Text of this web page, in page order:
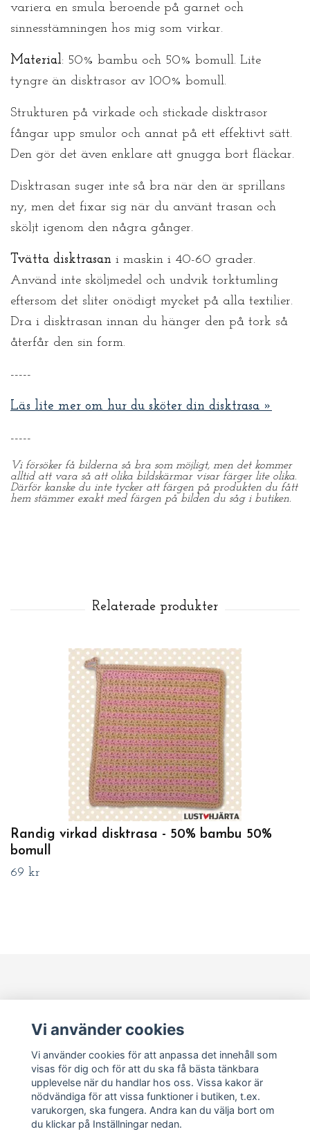
variera en smula beroende på garnet och
sinnesstämningen hos mig som virkar.
Material: 50% bambu och 50% bomull. Lite
tyngre än disktrasor av 100% bomull.
Strukturen på virkade och stickade disktrasor
fångar upp smulor och annat på ett effektivt sätt.
Den gör det även enklare att gnugga bort fläckar.
Disktrasan suger inte så bra när den är sprillans
ny, men det fixar sig när du använt trasan och
sköljt igenom den några gånger.
Tvätta disktrasan i maskin i 40-60 grader.
Använd inte sköljmedel och undvik torktumling
eftersom det sliter onödigt mycket på alla textilier.
Dra i disktrasan innan du hänger den på tork så
återfår den sin form.
-----
Läs lite mer om hur du sköter din disktrasa »
-----
Vi försöker få bilderna så bra som möjligt, men det kommer
alltid att vara så att olika bildskärmar visar färger lite olika.
Därför kanske du inte tycker att färgen på produkten du fått
hem stämmer exakt med färgen på bilden du såg i butiken.
Randig virkad disktrasa - 50% bambu 50%
bomull
69 kr
Sociala medier
Om Pia Marianne
Vi använder cookies
Vi använder cookies för att anpassa det innehåll som
visas för dig och för att du ska få bästa tänkbara
upplevelse när du handlar hos oss. Vissa kakor är
nödvändiga för att vissa funktioner i butiken, t.ex.
varukorgen, ska fungera. Andra kan du välja bort om
du klickar på Inställningar nedan.